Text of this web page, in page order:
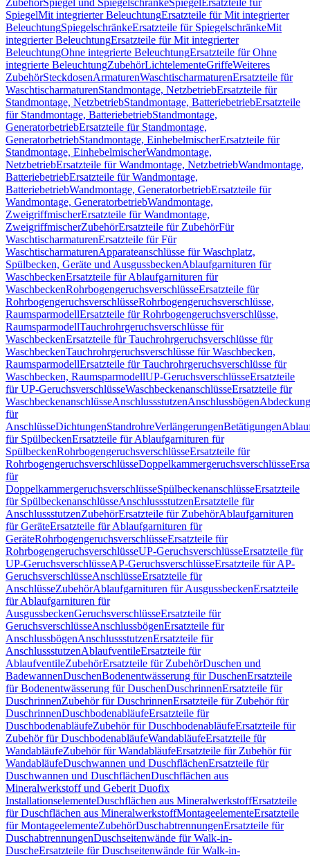
ZubehörSpiegel und SpiegelschränkeSpiegel Ersatzteile für
SpiegelMit integrierter BeleuchtungErsatzteile für Mit integrierter
BeleuchtungSpiegelschränkeErsatzteile für SpiegelschränkeMit
integrierter BeleuchtungErsatzteile für Mit integrierter
BeleuchtungOhne integrierte BeleuchtungErsatzteile für Ohne
integrierte BeleuchtungZubehörLichtelementeGriffeWeiteres
ZubehörSteckdosenArmaturenWaschtischarmaturenErsatzteile für
WaschtischarmaturenStandmontage, NetzbetriebErsatzteile für
Standmontage, NetzbetriebStandmontage, BatteriebetriebErsatzteile
für Standmontage, BatteriebetriebStandmontage,
GeneratorbetriebErsatzteile für Standmontage,
GeneratorbetriebStandmontage, EinhebelmischerErsatzteile für
Standmontage, EinhebelmischerWandmontage,
NetzbetriebErsatzteile für Wandmontage, NetzbetriebWandmontage,
BatteriebetriebErsatzteile für Wandmontage,
BatteriebetriebWandmontage, GeneratorbetriebErsatzteile für
Wandmontage, GeneratorbetriebWandmontage,
ZweigriffmischerErsatzteile für Wandmontage,
ZweigriffmischerZubehörErsatzteile für ZubehörFür
WaschtischarmaturenErsatzteile für Für
WaschtischarmaturenApparateanschlüsse für Waschplatz,
Spülbecken, Geräte und AusgussbeckenAblaufgarnituren für
WaschbeckenErsatzteile für Ablaufgarnituren für
WaschbeckenRohrbogengeruchsverschlüsseErsatzteile für
RohrbogengeruchsverschlüsseRohrbogengeruchsverschlüsse,
RaumsparmodellErsatzteile für Rohrbogengeruchsverschlüsse,
RaumsparmodellTauchrohrgeruchsverschlüsse für
WaschbeckenErsatzteile für Tauchrohrgeruchsverschlüsse für
WaschbeckenTauchrohrgeruchsverschlüsse für Waschbecken,
RaumsparmodellErsatzteile für Tauchrohrgeruchsverschlüsse für
Waschbecken, RaumsparmodellUP-GeruchsverschlüsseErsatzteile
für UP-GeruchsverschlüsseWaschbeckenanschlüsseErsatzteile für
WaschbeckenanschlüsseAnschlussstutzenAnschlussbögen
für
AnschlüsseDichtungenStandrohreVerlängerungenBetätigungen
für SpülbeckenErsatzteile für Ablaufgarnituren für
SpülbeckenRohrbogengeruchsverschlüsseErsatzteile für
RohrbogengeruchsverschlüsseDoppelkammergeruchsverschlüsse
für
DoppelkammergeruchsverschlüsseSpülbeckenanschlüsseErsatzteile
für SpülbeckenanschlüsseAnschlussstutzenErsatzteile für
AnschlussstutzenZubehörErsatzteile für ZubehörAblaufgarnituren
für GeräteErsatzteile für Ablaufgarnituren für
GeräteRohrbogengeruchsverschlüsseErsatzteile für
RohrbogengeruchsverschlüsseUP-GeruchsverschlüsseErsatzteile für
UP-GeruchsverschlüsseAP-GeruchsverschlüsseErsatzteile für AP-
GeruchsverschlüsseAnschlüsseErsatzteile für
AnschlüsseZubehörAblaufgarnituren für AusgussbeckenErsatzteile
für Ablaufgarnituren für
AusgussbeckenGeruchsverschlüsseErsatzteile für
GeruchsverschlüsseAnschlussbögenErsatzteile für
AnschlussbögenAnschlussstutzenErsatzteile für
AnschlussstutzenAblaufventileErsatzteile für
AblaufventileZubehörErsatzteile für ZubehörDuschen und
BadewannenDuschenBodenentwässerung für DuschenErsatzteile
für Bodenentwässerung für DuschenDuschrinnenErsatzteile für
DuschrinnenZubehör für DuschrinnenErsatzteile für Zubehör für
DuschrinnenDuschbodenabläufeErsatzteile für
DuschbodenabläufeZubehör für DuschbodenabläufeErsatzteile für
Zubehör für DuschbodenabläufeWandabläufeErsatzteile für
WandabläufeZubehör für WandabläufeErsatzteile für Zubehör für
WandabläufeDuschwannen und DuschflächenErsatzteile für
Duschwannen und DuschflächenDuschflächen aus
Mineralwerkstoff und Geberit Duofix
InstallationselementeDuschflächen aus MineralwerkstoffErsatzteile
für Duschflächen aus MineralwerkstoffMontageelementeErsatzteile
für MontageelementeZubehörDuschabtrennungenErsatzteile für
DuschabtrennungenDuschseitenwände für Walk-in-
DuscheErsatzteile für Duschseitenwände für Walk-in-